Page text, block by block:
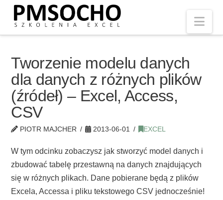
Tworzenie modelu danych
dla danych z różnych plików
(źródeł) – Excel, Access,
CSV
PIOTR MAJCHER 2013-06-01 EXCEL
W tym odcinku zobaczysz jak stworzyć model danych i
zbudować tabelę przestawną na danych znajdujących
się w różnych plikach. Dane pobierane będą z plików
Excela, Accessa i pliku tekstowego CSV jednocześnie!